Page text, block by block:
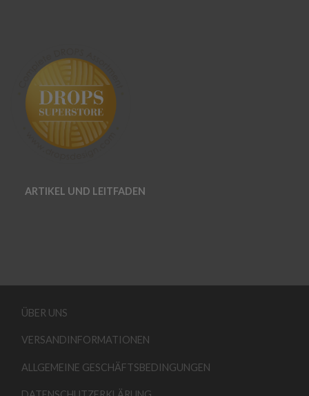
ARTIKEL UND LEITFADEN
ÜBER UNS
VERSANDINFORMATIONEN
ALLGEMEINE GESCHÄFTSBEDINGUNGEN